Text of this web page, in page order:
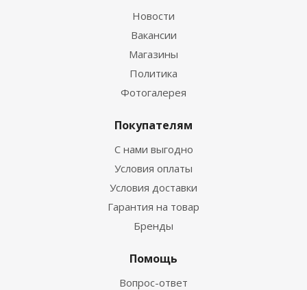
Новости
Вакансии
Магазины
Политика
Фотогалерея
Покупателям
С нами выгодно
Условия оплаты
Условия доставки
Гарантия на товар
Бренды
Помощь
Вопрос-ответ